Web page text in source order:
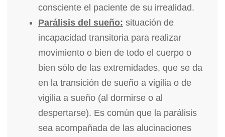
consciente el paciente de su irrealidad.
Parálisis del sueño: situación de
incapacidad transitoria para realizar
movimiento o bien de todo el cuerpo o
bien sólo de las extremidades, que se da
en la transición de sueño a vigilia o de
vigilia a sueño (al dormirse o al
despertarse). Es común que la parálisis
sea acompañada de las alucinaciones